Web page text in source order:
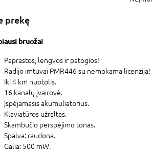
prekę
bruožai
Paprastos, lengvos ir patogios!
Radijo imtuvai PMR446 su nemokama licenzija!
Iki 4 km nuotolis.
16 kanalų įvairovė.
Įspėjamasis akumuliatorius.
Klaviatūros užraltas.
Skambučio perspėjimo tonas.
Spalva: raudona.
Galia: 500 mW.